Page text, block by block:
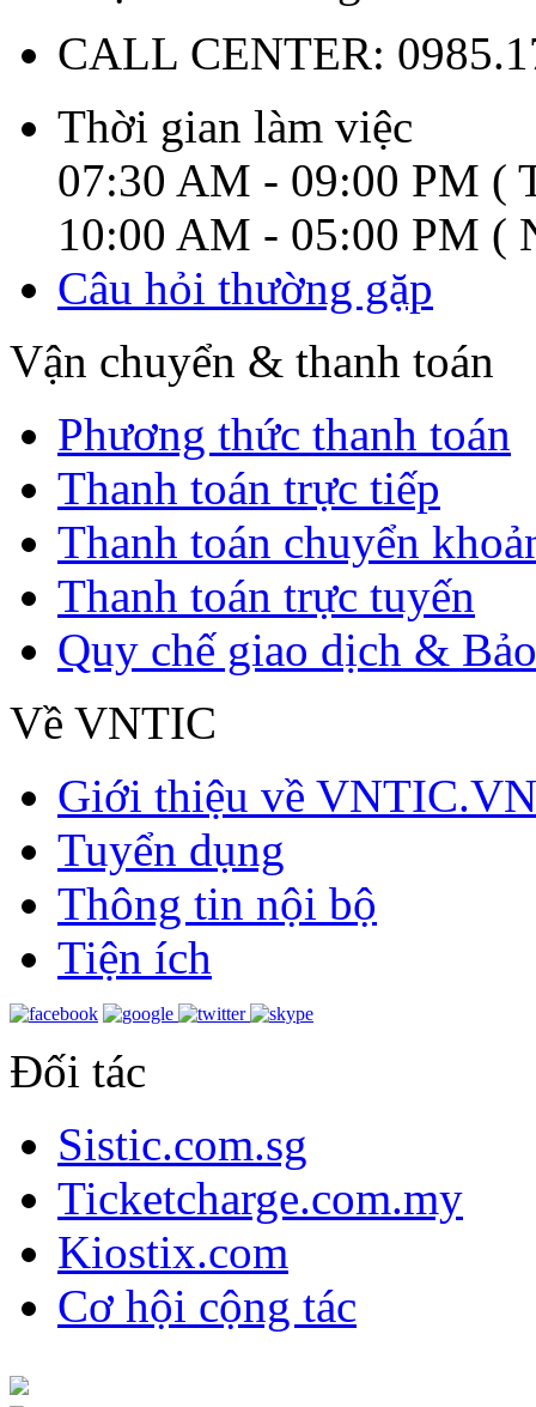
CALL CENTER:
Thời gian làm việc
07:30 AM - 09:00 PM (
10:00 AM - 05:00 PM (
Câu hỏi thường gặp
Vận chuyển & thanh toán
Phương thức thanh toán
Thanh toán trực tiếp
Thanh toán chuyển
Thanh toán trực tuyến
Quy chế giao dịch &
Về VNTIC
Giới thiệu về VNTIC.VN
Tuyển dụng
Thông tin nội bộ
Tiện ích
Đối tác
Sistic.com.sg
Ticketcharge.com.my
Kiostix.com
Cơ hội cộng tác